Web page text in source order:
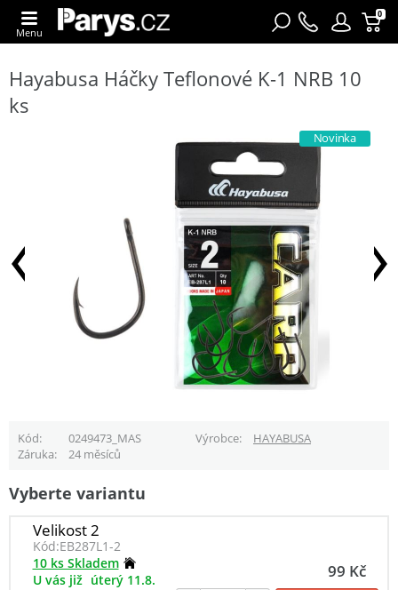
0
Menu
Hayabusa Háčky Teflonové K-1 NRB 10
ks
Novinka
Kód 0249473_MAS Výrobce
HAYABUSA
Záruka
24 měsíců
Vyberte variantu
Velikost 2
Kód:EB287L1-2
99 Kč
10 ks Skladem
U vás již úterý 11.8.